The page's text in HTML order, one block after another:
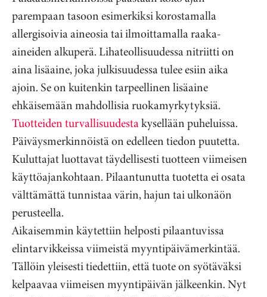
parempaan tasoon esimerkiksi korostamalla
allergisoivia aineosia tai ilmoittamalla raaka-
aineiden alkuperä. Lihateollisuudessa nitriitti on
aina lisäaine, joka julkisuudessa tulee esiin aika
ajoin. Se on kuitenkin tarpeellinen lisäaine
ehkäisemään mahdollisia ruokamyrkytyksiä.
Tuotteiden turvallisuudestakysellään puheluissa.
Päiväysmerkinnöistä on edelleen tiedon puutetta.
Kuluttajat luottavat täydellisesti tuotteen viimeisen
käyttöajankohtaan. Pilaantunutta tuotetta ei osata
välttämättä tunnistaa värin, hajun tai ulkonäön
perusteella.
Aikaisemmin käytettiin helposti pilaantuvissa
elintarvikkeissa viimeistä myyntipäivämerkintää.
Tällöin yleisesti tiedettiin, että tuote on syötäväksi
kelpaavaa viimeisen myyntipäivän jälkeenkin. Nyt